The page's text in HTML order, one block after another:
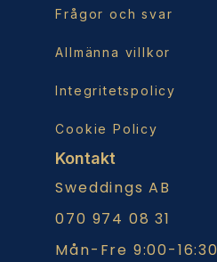
Frågor och svar
Allmänna villkor
Integritetspolicy
Cookie Policy
Kontakt
Sweddings AB
070 974 08 31
Mån-Fre 9:00-16:30